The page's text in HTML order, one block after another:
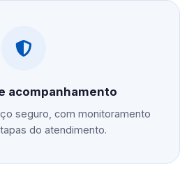
acompanhamento
seguro, com monitoramento
do atendimento.